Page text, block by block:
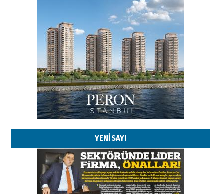
YENİ SAYI
Esat BİNDESEN
Başkan Sekmen’den Erzurum’a
bir vizyon proje daha!
02 Ağustos 2026 Pazar
Kadir SABUNCUOĞLU
Erzurumspor’un köşe taşları
29 Haziran 2026 Pazartesi
Kenan GÜLERCİ
Murat Şahsuvaroğlu ERKON’da
çıtayı yukarı taşırken,
yönetimdekiler aşağı
çekmemeli!
17 Şubat 2026 SalıOrhan BOZKURT